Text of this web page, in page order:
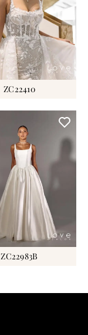
ZC22410
ZC22983B